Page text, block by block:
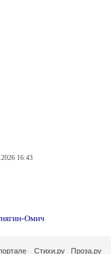
16:43
Омич
Стихи.ру Проза.ру